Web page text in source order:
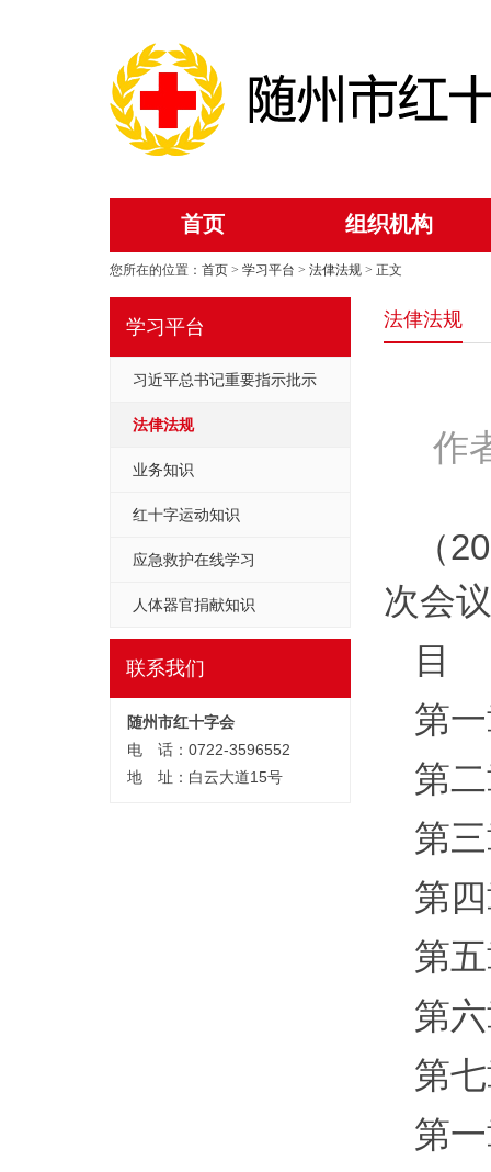
首页 组织机构
您所在的位置： 首页 > 学习平台 > 法侓法规 > 正文
学习平台
习近平总书记重要指示批示
法侓法规
业务知识
红十字运动知识
应急救护在线学习
人体器官捐献知识
联系我们
随州市红十字会
电 话：0722-3596552
地 址：白云大道15号
法侓法规
作
（
次会
目
第
第
第
第
第
第
第
第